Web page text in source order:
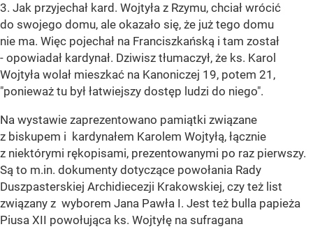
3. Jak przyjechał kard. Wojtyła z Rzymu, chciał wrócić
do swojego domu, ale okazało się, że już tego domu
nie ma. Więc pojechał na Franciszkańską i tam został
- opowiadał kardynał. Dziwisz tłumaczył, że ks. Karol
Wojtyła wolał mieszkać na Kanoniczej 19, potem 21,
"ponieważ tu był łatwiejszy dostęp ludzi do niego".
Na wystawie zaprezentowano pamiątki związane
z biskupem i kardynałem Karolem Wojtyłą, łącznie
z niektórymi rękopisami, prezentowanymi po raz pierwszy.
Są to m.in. dokumenty dotyczące powołania Rady
Duszpasterskiej Archidiecezji Krakowskiej, czy też list
związany z wyborem Jana Pawła I. Jest też bulla papieża
Piusa XII powołująca ks. Wojtyłę na sufragana